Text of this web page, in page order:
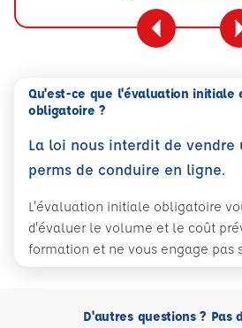
Qu'est-ce que l'évaluation initiale
obligatoire ?
La loi nous interdit de vendre
perms de conduire en ligne.
L'évaluation initiale obligatoire
d'évaluer le volume et le coût
formation et ne vous engage pas
D'autres questions ? Pas